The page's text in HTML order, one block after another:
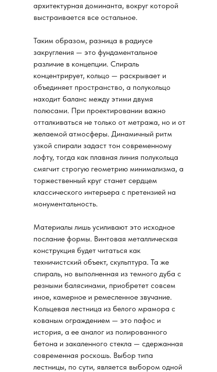
архитектурная доминанта, вокруг которой
выстраивается все остальное.
Таким образом, разница в радиусе
закругления — это фундаментальное
различие в концепции. Спираль
концентрирует, кольцо — раскрывает и
объединяет пространство, а полукольцо
находит баланс между этими двумя
полюсами. При проектировании важно
отталкиваться не только от метража, но и от
желаемой атмосферы. Динамичный ритм
узкой спирали задаст тон современному
лофту, тогда как плавная линия полукольца
смягчит строгую геометрию минимализма, а
торжественный круг станет сердцем
классического интерьера с претензией на
монументальность.
Материалы лишь усиливают это исходное
послание формы. Винтовая металлическая
конструкция будет читаться как
техничистский объект, скульптура. Та же
спираль, но выполненная из темного дуба с
резными балясинами, приобретет совсем
иное, камерное и ремесленное звучание.
Кольцевая лестница из белого мрамора с
кованым ограждением — это пафос и
история, а ее аналог из полированного
бетона и закаленного стекла — сдержанная
современная роскошь. Выбор типа
лестницы, по сути, является выбором одной